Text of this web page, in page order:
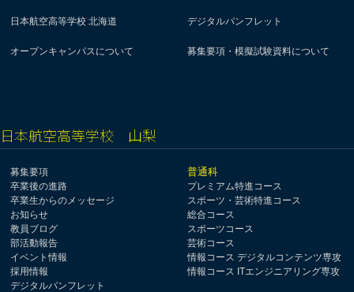
日本航空高等学校 北海道 デジタルパンフレット
オープンキャンパスについて 募集要項・模擬試験資料について
日本航空高等学校 山梨
募集要項
卒業後の進路
卒業生からのメッセージ
お知らせ
教員ブログ
部活動報告
イベント情報
採用情報
デジタルパンフレット
普通科
プレミアム特進コース
スポーツ・芸術特進コース
総合コース
スポーツコース
芸術コース
情報コース デジタルコンテンツ専攻
情報コース ITエンジニアリング専攻